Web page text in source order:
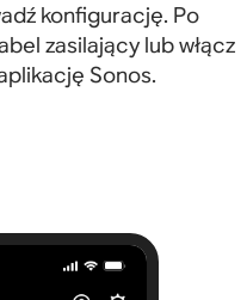
konfigurację. Po
zasilający lub włącz
Sonos.